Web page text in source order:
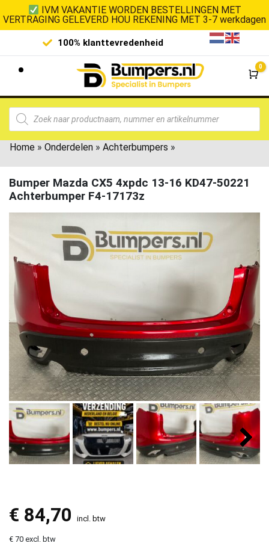
IVM VAKANTIE WORDEN BESTELLINGEN MET
VERTRAGING GELEVERD HOU REKENING MET 3-7 werkdagen
100% klanttevredenheid
0
Home » Onderdelen » Achterbumpers »
Bumper Mazda CX5 4xpdc 13-16 KD47-50221
Achterbumper F4-17173z
€ 84,70 incl. btw
€ 70 excl. btw